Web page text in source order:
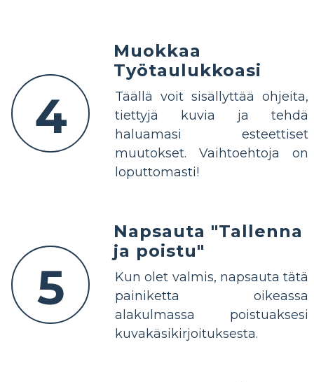
4
Muokkaa
Työtaulukkoasi
Täällä voit sisällyttää ohjeita,
tiettyjä kuvia ja tehdä
haluamasi esteettiset
muutokset. Vaihtoehtoja on
loputtomasti!
5
Napsauta "Tallenna
ja poistu"
Kun olet valmis, napsauta tätä
painiketta oikeassa
alakulmassa poistuaksesi
kuvakäsikirjoituksesta.